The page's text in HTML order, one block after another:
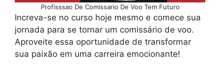
Profisssao De Comissario De Voo Tem Futuro
Increva-se no curso hoje mesmo e comece sua
jornada para se tornar um comissário de voo.
Aproveite essa oportunidade de transformar
sua paixão em uma carreira emocionante!